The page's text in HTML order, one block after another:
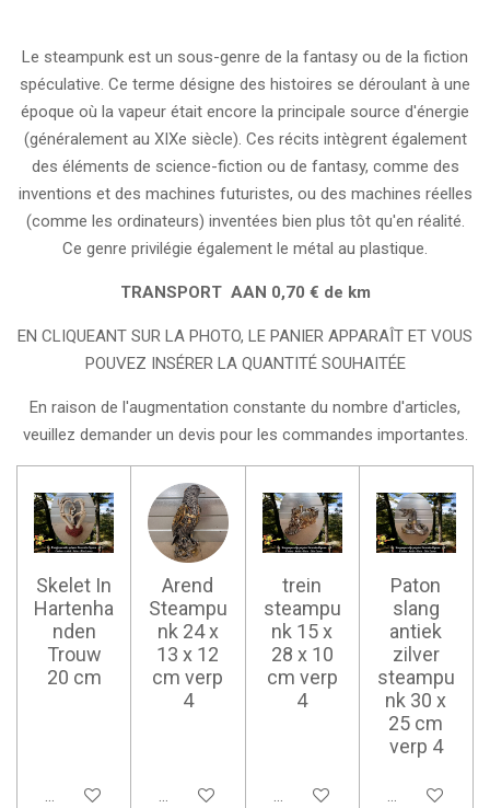
Le steampunk est un sous-genre de la fantasy ou de la fiction
spéculative. Ce terme désigne des histoires se déroulant à une
époque où la vapeur était encore la principale source d'énergie
(généralement au XIXe siècle). Ces récits intègrent également
des éléments de science-fiction ou de fantasy, comme des
inventions et des machines futuristes, ou des machines réelles
(comme les ordinateurs) inventées bien plus tôt qu'en réalité.
Ce genre privilégie également le métal au plastique.
TRANSPORT AAN 0,70 € de km
EN CLIQUEANT SUR LA PHOTO, LE PANIER APPARAÎT ET VOUS
POUVEZ INSÉRER LA QUANTITÉ SOUHAITÉE
En raison de l'augmentation constante du nombre d'articles,
veuillez demander un devis pour les commandes importantes.
Skelet In
Hartenha
nden
Trouw
20 cm
Ajouter au panier
Arend
Steampu
nk 24 x
13 x 12
cm verp
4
Ajouter au panier
trein
steampu
nk 15 x
28 x 10
cm verp
4
Ajouter au panier
Paton
slang
antiek
zilver
steampu
nk 30 x
25 cm
verp 4
Ajouter au